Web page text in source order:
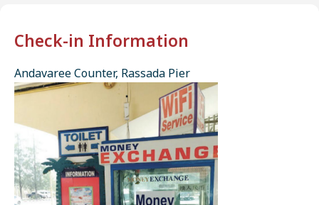
Check-in Information
Andavaree Counter, Rassada Pier